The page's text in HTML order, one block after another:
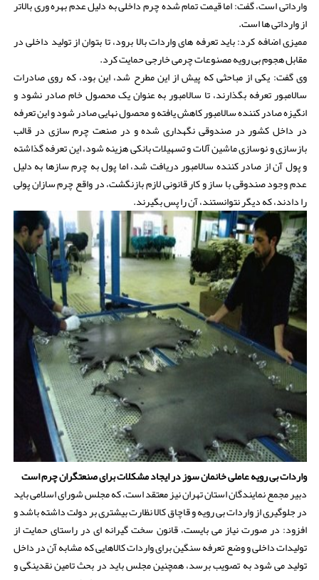
وارداتی است، گفت: اما قیمت تمام شده چرم داخلی به دلیل عدم بهره وری بالاتر
از وارداتی ها است.
ممیزی اضافه کرد: باید تعرفه های واردات بالا برود، تا بتوان از تولید داخلی در
مقابل هجوم بی رویه مصنوعات چرمی خارجی حمایت کرد.
وی گفت: یکی از مباحثی که پیش از این مطرح شد، این بود، که روی صادرات
سالامبور تعرفه بگذارند، تا سالامبور به عنوان یک محصول خام صادر نشود و
انگیزه صادر کننده سالامبور کاهش یافته و محصول نهایی صادر شود و این تعرفه
در داخل کشور در صندوقی نگهداری شده و در صنعت چرم سازی در قالب
بازسازی و نوسازی ماشین آلات و تسهیلات بانکی هزینه شود، این تعرفه گذاشته
و پول آن از صادر کننده سالامبور دریافت شد، اما پول به چرم سازها به دلیل
عدم وجود صندوقی با ساز و کار قانونی لازم بازنگشت، در واقع چرم سازان پولی
را دادند، که دیگر نتوانستند، آن را پس بگیرند.
واردات بی رویه عاملی خانمان سوز در ایجاد مشکلات برای صنعتگران چرم است
دبیر مجمع نمایندگان استان تهران نیز معتقد است، که مجلس شورای اسلامی باید
در جلوگیری از واردات بی رویه و قاچاق کالا نظارت بیشتری بر دولت داشته باشد و
افزود: در صورت نیاز می بایست، قانون سخت گیرانه ای در راستای حمایت از
تولیدات داخلی و وضع تعرفه سنگین برای واردات کالاهایی که مشابه آن در داخل
تولید می شود به تصویب برسد، همچنین مجلس باید در بحث تامین نقدینگی و